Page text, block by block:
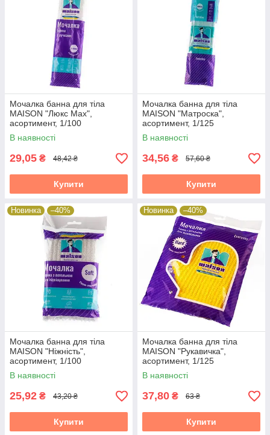
Мочалка банна для тіла
MAISON "Люкс Мах",
асортимент, 1/100
В наявності
29,05 ₴ 48,42 ₴
Купити
Мочалка банна для тіла
MAISON "Матроска",
асортимент, 1/125
В наявності
34,56 ₴ 57,60 ₴
Купити
Новинка –40%
Мочалка банна для тіла
MAISON "Ніжність",
асортимент, 1/100
В наявності
25,92 ₴ 43,20 ₴
Купити
Новинка –40%
Мочалка банна для тіла
MAISON "Рукавичка",
асортимент, 1/125
В наявності
37,80 ₴ 63 ₴
Купити